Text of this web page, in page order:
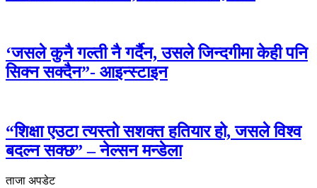
‘जसले कुनै गल्ती नै गर्दैन, उसले जिन्दगीमा केही पनि
सिक्न सक्दैन”- आइन्स्टाइन
“शिक्षा एउटा त्यस्तो सशक्त हतियार हो, जसले विश्व
बदल्न सक्छ” – नेल्सन मन्डेला
ताजा अपडेट